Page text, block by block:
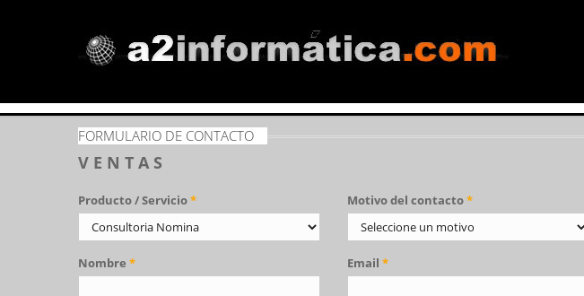
FORMULARIO DE CONTACTO
V E N T A S
Producto / Servicio* Motivo del contacto*
Nombre * Email *